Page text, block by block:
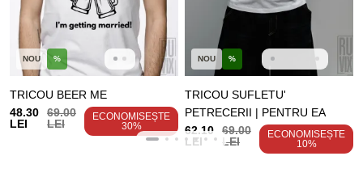
NOU %
TRICOU BEER ME
48.30
LEI
69.00
LEI
ECONOMISEȘTE
30%
NOU %
TRICOU SUFLETU'
PETRECERII | PENTRU EA
62.10
LEI
69.00
LEI
ECONOMISEȘTE
10%